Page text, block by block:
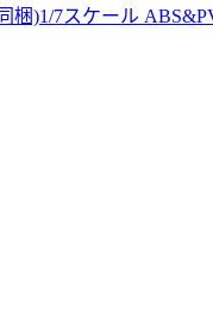
梱)1/7スケール